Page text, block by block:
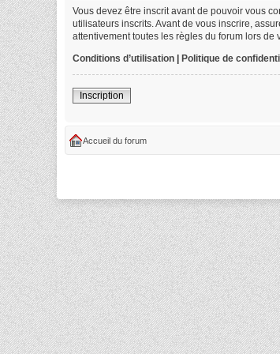
Vous devez être inscrit avant de pouvoir vous
utilisateurs inscrits. Avant de vous inscrire,
attentivement toutes les règles du forum lors de
Conditions d’utilisation | Politique de
Inscription
Accueil du forum